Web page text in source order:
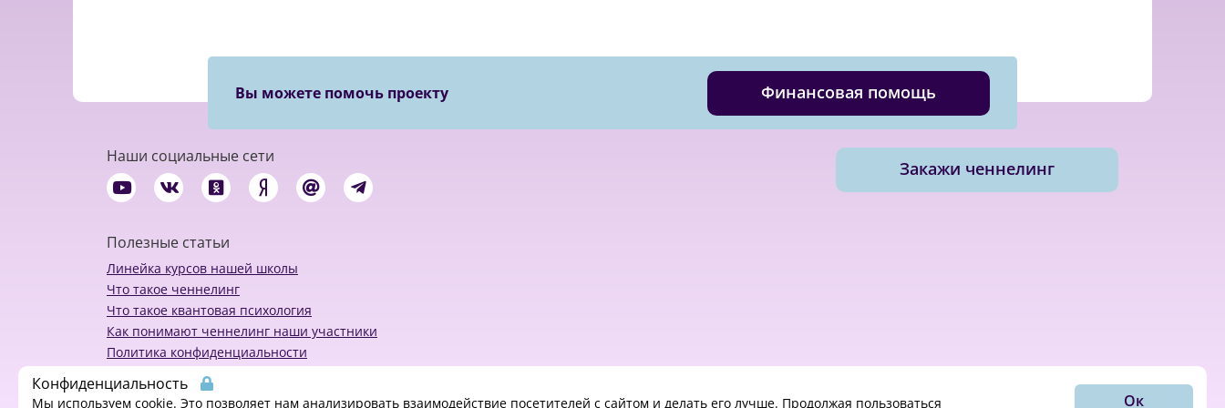
Вы можете помочь проекту Финансовая помощь
Наши социальные сети
Полезные статьи
Линейка курсов нашей школы
Что такое ченнелинг
Что такое квантовая психология
Как понимают ченнелинг наши участники
Политика конфиденциальности
Закажи ченнелинг
© 2018 - 2023 Kvreal2018 | All rights reserved.
Конфиденциальность
Мы используем cookie. Это позволяет нам анализировать взаимодействие посетителей с сайтом и делать его лучше. Продолжая пользоваться Ок